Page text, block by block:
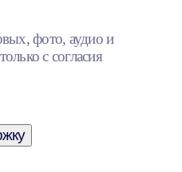
фото, аудио и
с согласия